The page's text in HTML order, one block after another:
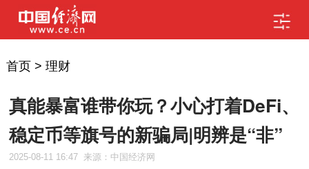
首页> 理财
真能暴富谁带你玩？小心打着DeFi、
稳定币等旗号的新骗局|明辨是“非”
2025-08-11 16:47 来源：中国经济网